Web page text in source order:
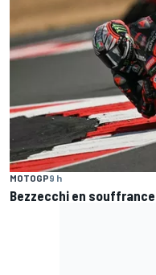
MOTOGP9 h
Bezzecchi en